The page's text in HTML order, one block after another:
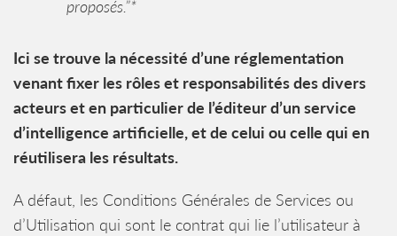
proposés.”*
Ici se trouve la nécessité d’une réglementation
venant fixer les rôles et responsabilités des divers
acteurs et en particulier de l’éditeur d’un service
d’intelligence artificielle, et de celui ou celle qui en
réutilisera les résultats.
A défaut, les Conditions Générales de Services ou
d’Utilisation qui sont le contrat qui lie l’utilisateur à